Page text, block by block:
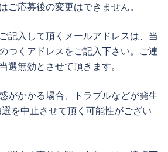
ご応募後の変更はできません。
記入して頂くメールアドレスは、当
つくアドレスをご記入下さい。ご連
選無効とさせて頂きます。
がかかる場合、トラブルなどが発生
を中止させて頂く可能性がござい